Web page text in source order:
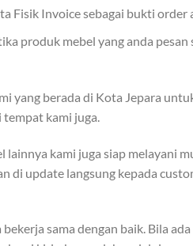
Fisik Invoice sebagai bukti order
produk mebel yang anda
yang berada di Kota Jepara
tempat kami juga.
lainnya kami juga siap melayani
di update langsung kepada
sama dengan baik. Bila